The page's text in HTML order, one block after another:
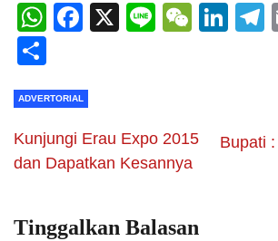
WhatsApp
Facebook
X Line
ADVERTORIAL
Kunjungi Erau Expo 2015
dan Dapatkan Kesannya
Bupati
Tinggalkan Balasan